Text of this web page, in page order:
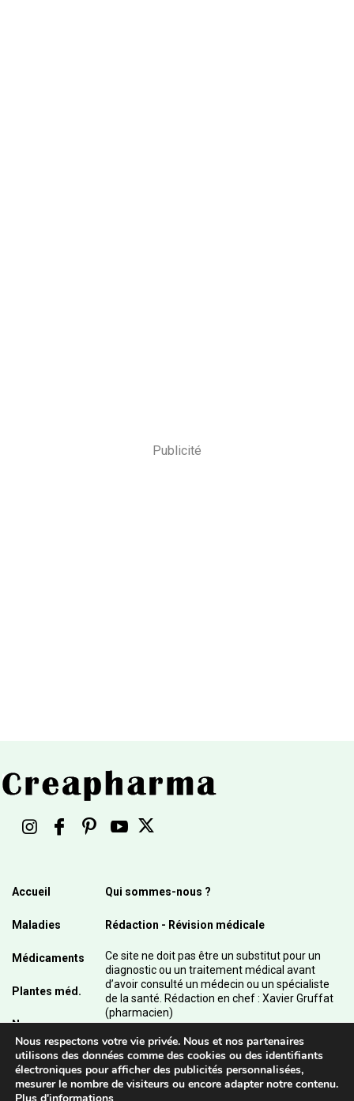
Publicité
Accueil
Maladies
Médicaments
Plantes méd.
News
Qui sommes-nous ?
Rédaction - Révision médicale
Ce site ne doit pas être un substitut pour un
diagnostic ou un traitement médical avant
d’avoir consulté un médecin ou un spécialiste
de la santé. Rédaction en chef : Xavier Gruffat
(pharmacien)
© 2003 - 2026 Pharmanetis Sàrl – Tous droits
réservés / Crédits photos : Adobe Stock et
Pharmanetis Sàrl
Nous respectons votre vie privée. Nous et nos partenaires
utilisons des données comme des cookies ou des identifiants
électroniques pour afficher des publicités personnalisées,
mesurer le nombre de visiteurs ou encore adapter notre contenu.